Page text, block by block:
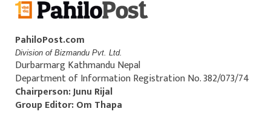
PahiloPost.com
Division of Bizmandu Pvt. Ltd.
Durbarmarg Kathmandu Nepal
Department of Information Registration No. 382/073/74
Chairperson: Junu Rijal
Group Editor: Om Thapa